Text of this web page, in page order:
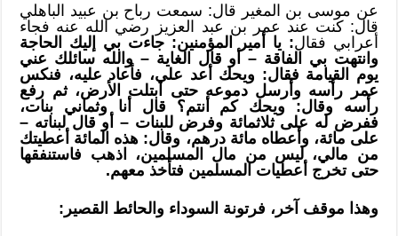
عن موسى بن المغير قال: سمعت رباح بن عبيد الباهلي
قال: كنت عند عمر بن عبد العزيز رضي الله عنه فجاء
أعرابي فقال: يا أمير المؤمنين: جاءت بي إليك الحاجة
وانتهت بي الفاقة – أو قال الغاية – والله سائلك عني
يوم القيامة فقال: ويحك أعد علي، فأعاد عليه، فنكس
عمر رأسه وأرسل دموعه حتى ابتلت الأرض، ثم رفع
رأسه وقال: ويحك كم أنتم؟ قال أنا وثماني بنات،
ففرض له على ثلاثمائة وفرض للبنات – أو قال لبناته –
على مائة، وأعطاه مائة درهم، وقال: هذه المائة أعطيتك
من مالي، ليس من مال المسلمين، اذهب فاستنفقها
حتى تخرج أعطيات المسلمين فتأخذ معهم.
وهذا موقف آخر، فرتونة السوداء والحائط القصير: